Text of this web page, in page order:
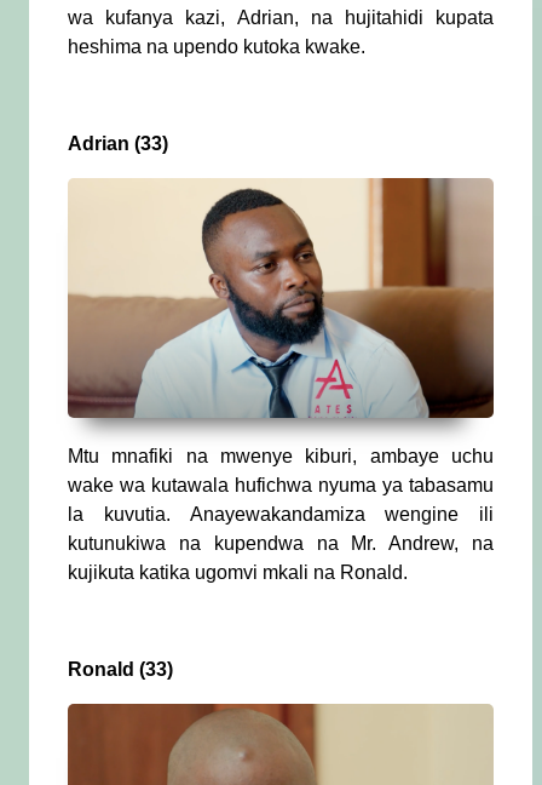
wa kufanya kazi, Adrian, na hujitahidi kupata
heshima na upendo kutoka kwake.
Adrian (33)
Mtu mnafiki na mwenye kiburi, ambaye uchu
wake wa kutawala hufichwa nyuma ya tabasamu
la kuvutia. Anayewakandamiza wengine ili
kutunukiwa na kupendwa na Mr. Andrew, na
kujikuta katika ugomvi mkali na Ronald.
Ronald (33)